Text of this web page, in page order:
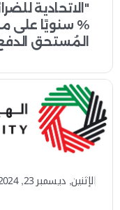
% سنويًا على
المُستحق
الإثنين, ديسمبر 23, 2024